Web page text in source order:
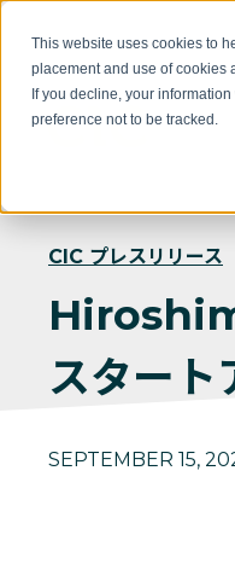
This website uses cookies to
placement and use of cookies
If you decline, your
preference not to be tracked.
CIC プレスリリース
スタート
SEPTEMBER 15,